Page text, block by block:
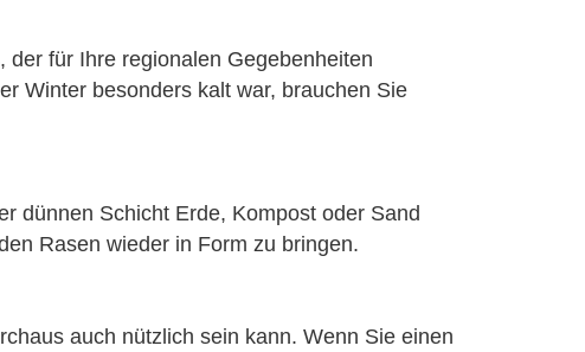
für Ihre regionalen Gegebenheiten
Winter besonders kalt war, brauchen Sie
dünnen Schicht Erde, Kompost oder Sand
Rasen wieder in Form zu bringen.
auch nützlich sein kann. Wenn Sie einen